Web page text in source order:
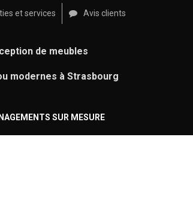
et services Avis clients
de meubles
modernes à Strasbourg
SUR MESURE